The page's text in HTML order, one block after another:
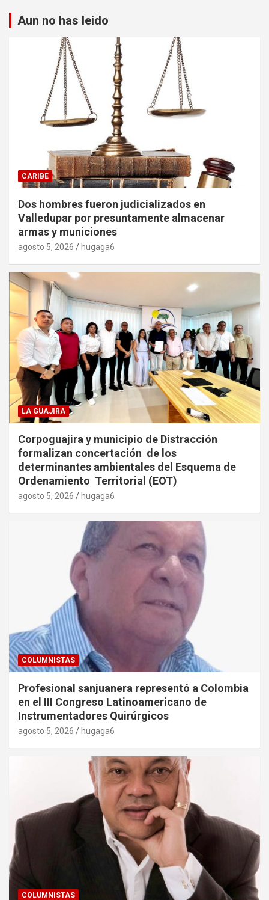
Aun no has leido
CARIBE
Dos hombres fueron judicializados en
Valledupar por presuntamente almacenar
armas y municiones
agosto 5, 2026 hugaga6
LA GUAJIRA
Corpoguajira y municipio de Distracción
formalizan concertación de los
determinantes ambientales del Esquema de
Ordenamiento Territorial (EOT)
agosto 5, 2026 hugaga6
COLUMNISTAS
Profesional sanjuanera representó a Colombia
en el III Congreso Latinoamericano de
Instrumentadores Quirúrgicos
agosto 5, 2026 hugaga6
COLUMNISTAS